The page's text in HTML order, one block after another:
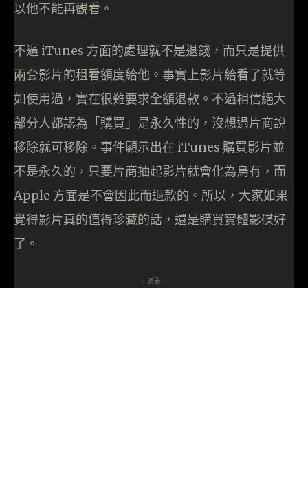
以他不能再觀看。
不過 iTunes 方面的處理就不是退錢，而只是提供
兩套影片的租看額度給他。事實上影片給看了就等
如使用過，實在很難要求全額退款。不過相信絕大
部分人都認為「購買」是永久性的，沒想過片商說
移除就可移除。事件顯示出在 iTunes 購買影片並
不是永久的，只要片商抽起影片就會化為烏有，而
Apple 方面是不會因此而退款的。所以，大家如果
覺得影片真的值得珍藏的話，還是購買實體影碟好
了。
- 廣告 -